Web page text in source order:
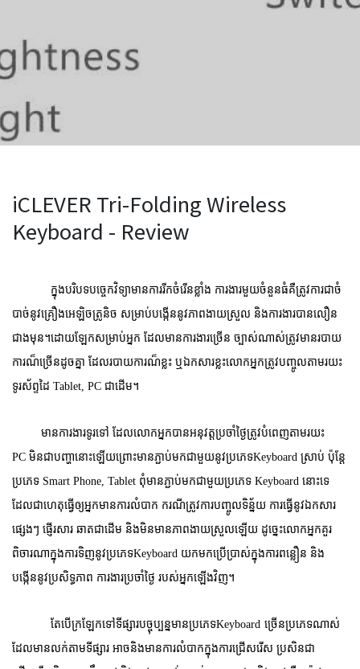
iCLEVER Tri-Folding Wireless
Keyboard - Review
ក្នុងបរិបទបច្ចេកវិទ្យាមានការរីកចំរើនខ្លាំង ការងារមួយចំនួនធំគឺត្រូវការជាចំ
បាច់នូវគ្រឿងអេឡិចត្រូនិច សម្រាប់បង្កើននូវភាពងាយស្រួល និងការងារបានលឿន
ជាងមុន។ដោយឡែកសម្រាប់អ្នក ដែលមានការងារច្រើន ច្បាស់ណាស់ត្រូវមានរបាយ
ការណ៏ច្រើនដូចគ្នា ដែលរបាយការណ៏ខ្លះ ឬឯកសារខ្លះលោកអ្នកត្រូវបញ្ចូលតាមរយះ
ទូរស័ព្ទដៃ Tablet, PC ជាដើម។
មានការងារទូរទៅ ដែលលោកអ្នកបានអនុវត្តប្រចាំថ្ងៃត្រូវបំពេញតាមរយះ
PC មិនជាបញ្ហានោះឡើយព្រោះមានភ្ជាប់មកជាមួយនូវប្រភេទKeyboard ស្រាប់ ប៉ុន្តែ
ប្រភេទ Smart Phone, Tablet ពុំមានភ្ជាប់មកជាមួយប្រភេទ Keyboard នោះទេ
ដែលជាហេតុធ្វើឲ្យអ្នកមានការលំបាក ករណីត្រូវការបញ្ចូលទិន្ន័យ ការធ្វើនូវឯកសារ
ផ្សេងៗ ផ្ញើរសារ ឆាតជាដើម និងមិនមានភាពងាយស្រួលឡើយ ដូច្នេះលោកអ្នកគួរ
ពិចារណាក្នុងការទិញនូវប្រភេទKeyboard យកមកប្រើប្រាស់ក្នុងការពន្លឿន និង
បង្កើននូវប្រសិទ្ធភាព ការងារប្រចាំថ្ងៃ របស់អ្នកឡើងវិញ។
តែបើក្រឡែកទៅទីផ្សារបច្ចុប្បន្នមានប្រភេទKeyboard ច្រើនប្រភេទណាស់
ដែលមានលក់តាមទីផ្សារ អាចនិងមានការលំបាកក្នុងការជ្រើសរើស ប្រសិនជា